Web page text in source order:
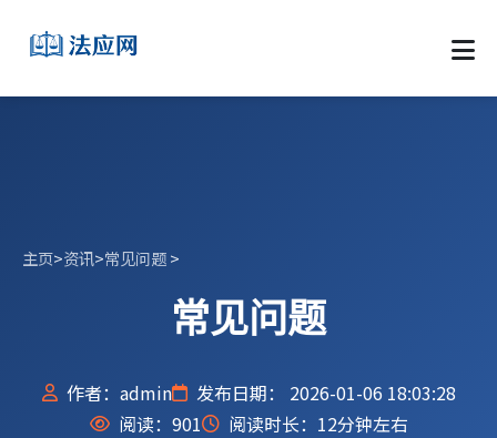
主页>资讯>常见问题>
常见问题
作者：admin
发布日期： 2026-01-06 18:03:28
阅读： 901 阅读时长：12分钟左右